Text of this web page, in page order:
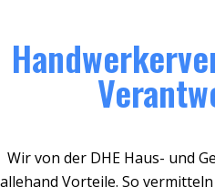
Wir von der DHE Haus- und
allehand Vorteile. So